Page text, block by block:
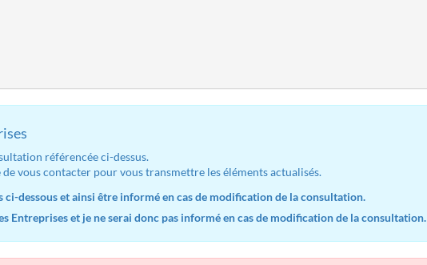
référencée ci-dessus.
vous contacter pour vous transmettre les éléments actualisés.
dessous et ainsi être informé en cas de modification de la consultation.
Entreprises et je ne serai donc pas informé en cas de modification de la consultation.